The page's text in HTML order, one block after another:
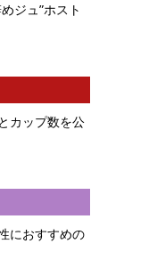
ジュ”ホスト
カップ数を公
におすすめの